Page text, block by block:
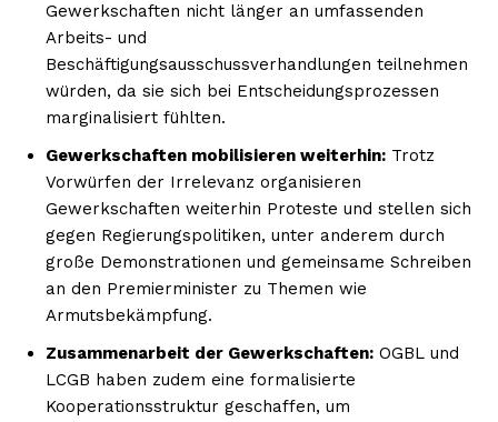
Gewerkschaften nicht länger an umfassenden
Arbeits- und
Beschäftigungsausschussverhandlungen teilnehmen
würden, da sie sich bei Entscheidungsprozessen
marginalisiert fühlten.
Gewerkschaften mobilisieren weiterhin: Trotz
Vorwürfen der Irrelevanz organisieren
Gewerkschaften weiterhin Proteste und stellen sich
gegen Regierungspolitiken, unter anderem durch
große Demonstrationen und gemeinsame Schreiben
an den Premierminister zu Themen wie
Armutsbekämpfung.
Zusammenarbeit der Gewerkschaften: OGBL und
LCGB haben zudem eine formalisierte
Kooperationsstruktur geschaffen, um